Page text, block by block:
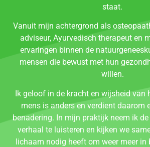
staat.
Vanuit mijn achtergrond als
adviseur, Ayurvedisch therapeut en
ervaringen binnen de
mensen die bewust met hun
willen.
Ik geloof in de kracht en wijsheid van
mens is anders en verdient daarom
benadering. In mijn praktijk neem ik
verhaal te luisteren en kijken we
lichaam nodig heeft om weer meer in